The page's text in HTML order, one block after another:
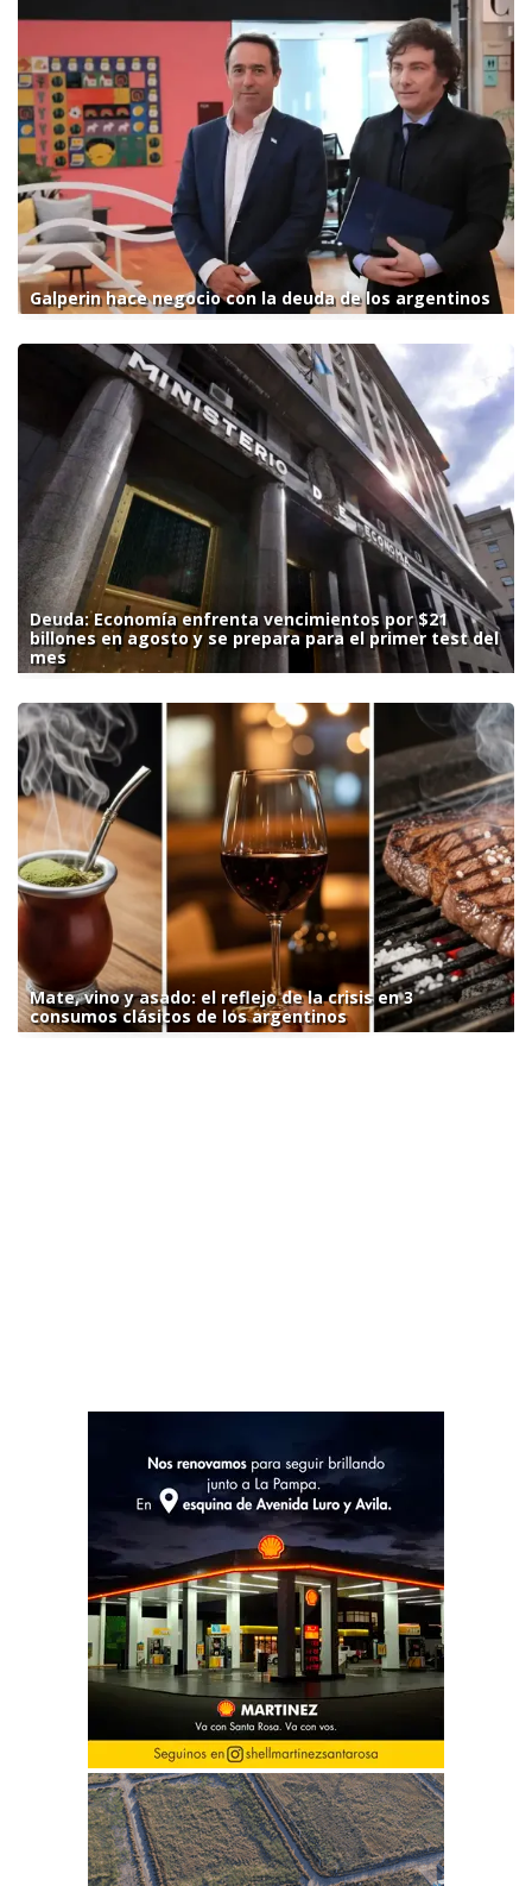
Galperin hace negocio con la deuda de los argentinos
Deuda: Economía enfrenta vencimientos por $21
billones en agosto y se prepara para el primer test del
mes
Mate, vino y asado: el reflejo de la crisis en 3
consumos clásicos de los argentinos